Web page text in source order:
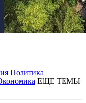
Политика
ЕЩЕ ТЕМЫ